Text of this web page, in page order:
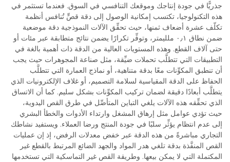
جذريًّا في جودة إنتاجك وموقعك التنافسي في السوق. فعندما تستثمر في
هذه التكنولوجيا، تكتسب إمكانية الوصول إلى دقة قصٍّ تُنافس أنظمة
تكلّف عشرة أضعاف ثمنها، حيث تحقِّق الآلات النموذجية دقة موضعية
ضمن نطاق ٠٫١ ملليمتر، وتوفِّر تكرارًا يضمن نتائج متطابقة عبر مئات أو
حتى آلاف القطع. وهذه المستويات العالية من الدقة ذات أهمية بالغة في
التطبيقات التي تتطلَّب تحملات ضيِّقة، مثل صناعة المجوهرات حيث يجب
أن تنطبق المكوِّنات معًا بدقة متناهية، أو نماذج العمارة التي تتطلَّب
الحفاظ على الدقة المقياسية لسلامة التصميم، أو غلاف الإلكترونيات الذي
يتطلَّب أبعادًا دقيقة لضمان تركيب المكوِّنات بشكل سليم. كما أن الاتساق
الذي تحقِّقه هذه الآلات يلغي التباين المتأصِّل في طرق القص اليدوية،
حيث تؤدي عوامل مثل إرهاق المشغل وارتداء الأدوات والخطأ البشري
إلى عدم انتظام يؤثِّر سلبًا في جودة المنتج ورضا العملاء. ويستفيد نشاطك
التجاري مباشرةً من هذه الدقة عبر خفض معدلات الرفض، إذ إن عمليات
القص المنفَّذة بدقة تلغي هدر المواد والجهد الضائع المرتبط بالقطع غير
المكتملة التي لا يمكن بيعها. وطريقة القص غير التماسكية التي تستخدمها